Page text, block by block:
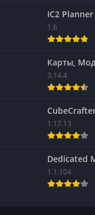
IC2 Planner
1.6
Карты,
3.14.4
1.17.13
Dedicated
1.1.104